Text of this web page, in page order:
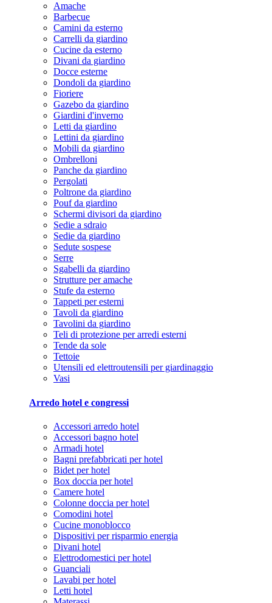
Amache
Barbecue
Camini da esterno
Carrelli da giardino
Cucine da esterno
Divani da giardino
Docce esterne
Dondoli da giardino
Fioriere
Gazebo da giardino
Giardini d'inverno
Letti da giardino
Lettini da giardino
Mobili da giardino
Ombrelloni
Panche da giardino
Pergolati
Poltrone da giardino
Pouf da giardino
Schermi divisori da giardino
Sedie a sdraio
Sedie da giardino
Sedute sospese
Serre
Sgabelli da giardino
Strutture per amache
Stufe da esterno
Tappeti per esterni
Tavoli da giardino
Tavolini da giardino
Teli di protezione per arredi esterni
Tende da sole
Tettoie
Utensili ed elettroutensili per giardinaggio
Vasi
Arredo hotel e congressi
Accessori arredo hotel
Accessori bagno hotel
Armadi hotel
Bagni prefabbricati per hotel
Bidet per hotel
Box doccia per hotel
Camere hotel
Colonne doccia per hotel
Comodini hotel
Cucine monoblocco
Dispositivi per risparmio energia
Divani hotel
Elettrodomestici per hotel
Guanciali
Lavabi per hotel
Letti hotel